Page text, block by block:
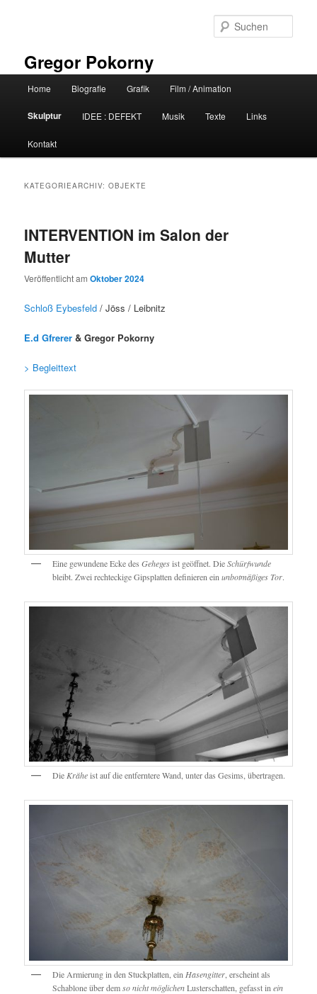
Gregor Pokorny
Home Biografie Grafik Film / Animation
Skulptur IDEE : DEFEKT Musik Texte Links
Kontakt
KATEGORIEARCHIV:OBJEKTE
INTERVENTION im Salon der
Mutter
Veröffentlicht amOktober 2024
Schloß Eybesfeld / Jöss / Leibnitz
E.d Gfrerer & Gregor Pokorny
> Begleittext
Eine gewundene Ecke desGehegesist geöffnet. DieSchürfwunde
bleibt. Zwei rechteckige Gipsplatten definieren einunbotmäßiges Tor.
DieKräheist auf die entferntere Wand, unter das Gesims, übertragen.
Die Armierung in den Stuckplatten, ein Hasengitter , erscheint als
Schablone über demso nicht möglichenLusterschatten, gefasst inein